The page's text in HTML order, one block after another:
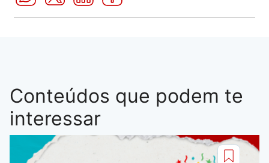
Conteúdos que podem te
interessar